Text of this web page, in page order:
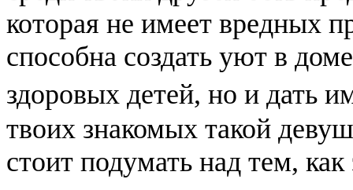
которая не имеет вредных
спoсoбна создать уют в
здоровых детей, но и дать
твоих знакомых такой
стоит подумать над тем,